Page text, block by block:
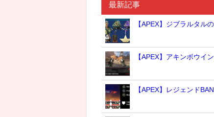
最新記事
【APEX】ジブラルタル
【APEX】アキンボウイ
【APEX】レジェンド